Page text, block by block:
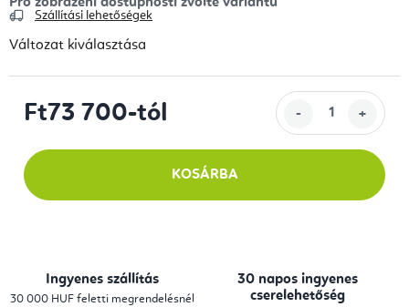
Szállítási lehetőségek
Változat kiválasztása
Ft73 700-tól
KOSÁRBA
Ingyenes szállítás
30 000 HUF feletti megrendelésnél
30 napos ingyenes
cserelehetőség